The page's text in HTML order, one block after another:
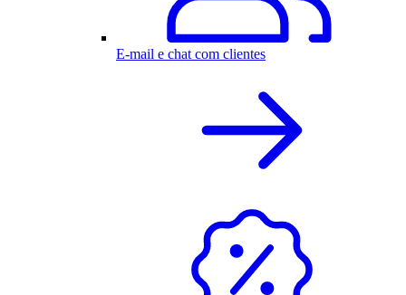
E-mail e chat com clientes